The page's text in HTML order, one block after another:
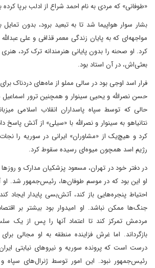
«طوفانی» که مردی به نام احمد شراع از ادلب برپا
بشار سوار هواپیما شد تا به تبعید برود، بدون تمایل
مواجهه‌ای که به پایان زندگی معمر قذافی و علی
کرد. او صحنه را بدون پایانی هنرمندانه ترک کرد،
بعثی‌اش، در آن استاد بود.
فرار اسد اوجی بود در سالی مملو از ماه‌های دردناک
حسن نصرالله و یحیی سینوار و همچنین ترور اسماعیل
حالی که توسط سپاه پاسداران انقلاب اسلامی
نتانیاهو به سینوار و نصرالله با «سیلی» از آتش پاسخ
کرد و هیچ‌یک از «مشاوران» ایرانی در سوریه را
رژیم اسد همچون میوه‌ای رسیده سقوط کرد.
در دفتر خود در تهران، مسعود پزشکیان مدارک و
او این بود که در موسم طوفان‌ها، رئیس‌جمهور شد. او
احتیاط پنجره‌هایی باز کند، آتش‌بسی پایدار ایجاد
جنگ‌ها ممکن نباشد. او امیدوار بود بیشتر بر
مردمش تمرکز کند تا اعتماد آنها را پس از یک
بازگرداند. اما غرش فزاینده منطقه به او مجالی
درست است که پرونده سوریه و نیروهای نیابتی
رئیس‌جمهور نبود. این امور توسط ژنرال‌های